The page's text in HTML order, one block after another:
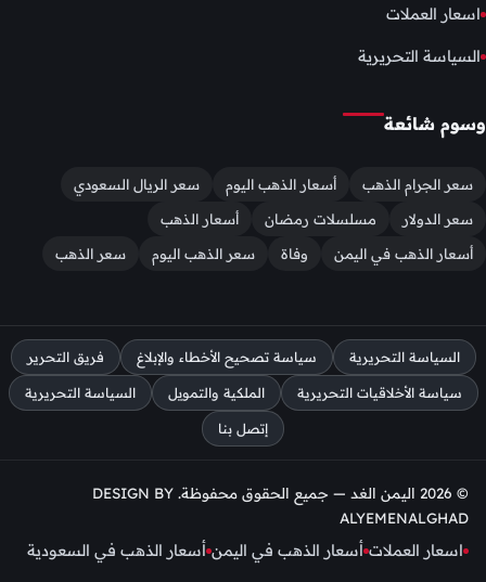
اسعار العملات
السياسة التحريرية
وسوم شائعة
سعر الجرام الذهب أسعار الذهب اليوم
سعر الريال السعودي
سعر الدولار
مسلسلات رمضان
أسعار الذهب
أسعار الذهب في اليمن
وفاة سعر الذهب اليوم سعر الذهب
السياسة التحريرية سياسة تصحيح الأخطاء والإبلاغ فريق التحرير
سياسة الأخلاقيات التحريرية الملكية والتمويل السياسة التحريرية
إتصل بنا
© 2026 اليمن الغد — جميع الحقوق محفوظة. DESIGN BY
ALYEMENALGHAD
اسعار العملات أسعار الذهب في اليمن أسعار الذهب في السعودية